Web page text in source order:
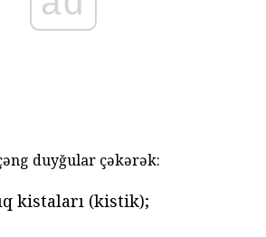
duyğular çəkərək:
kistaları (kistik);